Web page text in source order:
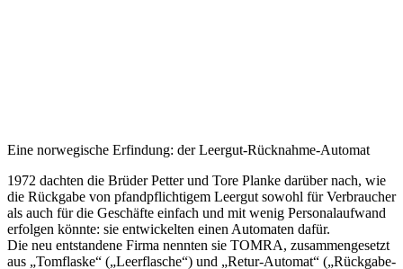
Eine norwegische Erfindung: der Leergut-Rücknahme-Automat
1972 dachten die Brüder Petter und Tore Planke darüber nach, wie
die Rückgabe von pfandpflichtigem Leergut sowohl für Verbraucher
als auch für die Geschäfte einfach und mit wenig Personalaufwand
erfolgen könnte: sie entwickelten einen Automaten dafür.
Die neu entstandene Firma nennten sie TOMRA, zusammengesetzt
aus „Tomflaske“ („Leerflasche“) und „Retur-Automat“ („Rückgabe-